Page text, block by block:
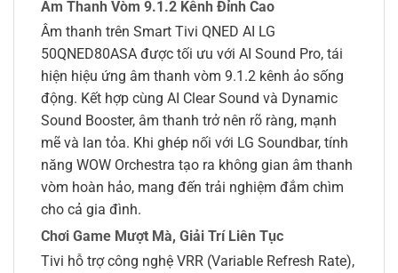
Âm Thanh Vòm 9.1.2 Kênh Đỉnh Cao
Âm thanh trên Smart Tivi QNED AI LG
50QNED80ASA được tối ưu với AI Sound Pro, tái
hiện hiệu ứng âm thanh vòm 9.1.2 kênh ảo sống
động. Kết hợp cùng AI Clear Sound và Dynamic
Sound Booster, âm thanh trở nên rõ ràng, mạnh
mẽ và lan tỏa. Khi ghép nối với LG Soundbar, tính
năng WOW Orchestra tạo ra không gian âm thanh
vòm hoàn hảo, mang đến trải nghiệm đắm chìm
cho cả gia đình.
Chơi Game Mượt Mà, Giải Trí Liên Tục
Tivi hỗ trợ công nghệ VRR (Variable Refresh Rate),